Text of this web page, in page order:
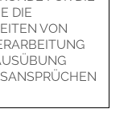
DIE
VON